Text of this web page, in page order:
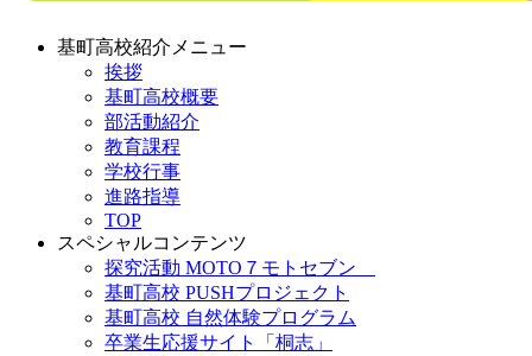
基町高校紹介メニュー
挨拶
基町高校概要
部活動紹介
教育課程
学校行事
進路指導
TOP
スペシャルコンテンツ
探究活動 MOTO７モトセブン
基町高校 PUSHプロジェクト
基町高校 自然体験プログラム
卒業生応援サイト「桐志」